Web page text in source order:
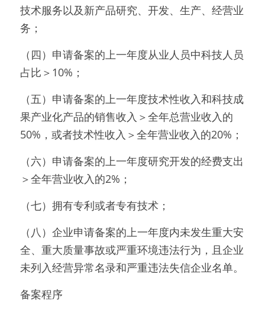
技术服务以及新产品研究、开发、生产、经营业
务；
（四）申请备案的上一年度从业人员中科技人员
占比＞10%；
（五）申请备案的上一年度技术性收入和科技成
果产业化产品的销售收入＞全年总营业收入的
50%，或者技术性收入＞全年营业收入的20%；
（六）申请备案的上一年度研究开发的经费支出
＞全年营业收入的2%；
（七）拥有专利或者专有技术；
（八）企业申请备案的上一年度内未发生重大安
全、重大质量事故或严重环境违法行为，且企业
未列入经营异常名录和严重违法失信企业名单。
备案程序